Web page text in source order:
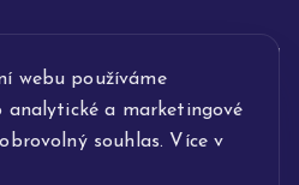
webu používáme
analytické a marketingové
souhlas. Více v